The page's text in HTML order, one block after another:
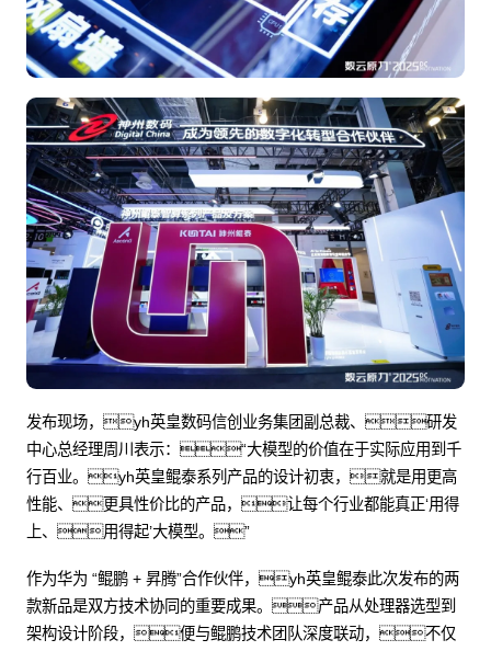
发布现场，yh英皇数码信创业务集团副总裁、研发
中心总经理周川表示：“大模型的价值在于实际应用到千
行百业。yh英皇鲲泰系列产品的设计初衷，就是用更高
性能、更具性价比的产品，让每个行业都能真正‘用得
上、用得起’大模型。”
作为华为 “鲲鹏 + 昇腾”合作伙伴，yh英皇鲲泰此次发布的两
款新品是双方技术协同的重要成果。产品从处理器选型到
架构设计阶段，便与鲲鹏技术团队深度联动，不仅